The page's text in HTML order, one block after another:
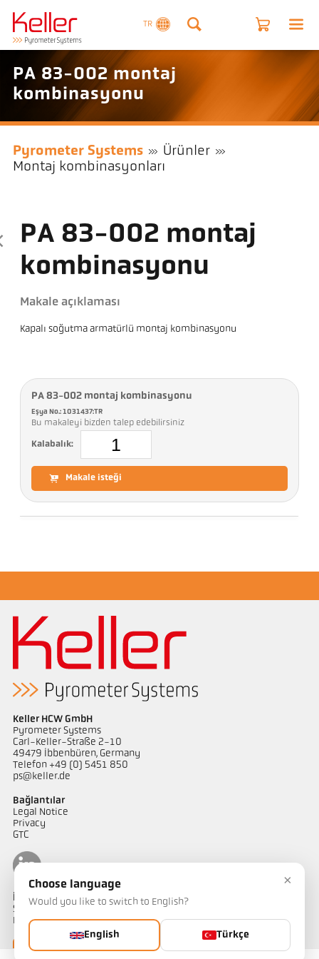
TR
PA 83-002 montaj
kombinasyonu
Pyrometer Systems
Ürünler
Montaj kombinasyonları
PA 83-002 montaj
kombinasyonu
Makale açıklaması
Kapalı soğutma armatürlü montaj kombinasyonu
PA 83-002 montaj kombinasyonu
Eşya No.: 1031437:TR
Bu makaleyi bizden talep edebilirsiniz
Kalabalık:
Makale isteği
Keller HCW GmbH
Pyrometer Systems
Carl-Keller-Straße 2-10
49479 Ibbenbüren, Germany
Telefon +49 (0) 5451 850
ps@keller.de
Bağlantılar
Legal Notice
Privacy
GTC
İletişim
Sıcaklık ölçüm çözümlerimiz hakkında sorularınız mı var?
Ekibimiz size yardımcı olmaktan memnuniyet duyacaktır.
Bize ulaşın
×
Choose language
Would you like to switch to English?
English Türkçe